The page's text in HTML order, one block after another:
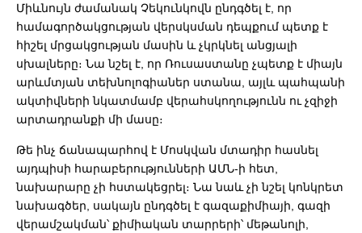
Միևնույն ժամանակ Չեկունկովն ընդգծել է, որ
համագործակցության վերսկսման դեպքում պետք է
հիշել մրցակցության մասին և չկրկնել անցյալի
սխալները։ Նա նշել է, որ Ռուսաստանը չպետք է միայն
արևմտյան տեխնոլոգիաներ ստանա, այլև պահպանի
ակտիվների նկատմամբ վերահսկողությունն ու չզիջի
արտադրանքի մի մասը։
Թե ինչ ճանապարհով է Մոսկվան մտադիր հասնել
այդպիսի հարաբերությունների ԱՄՆ-ի հետ,
նախարարը չի հստակեցրել։ Նա նաև չի նշել կոնկրետ
նախագծեր, սակայն ընդգծել է գազաքիմիայի, գազի
վերամշակման՝ քիմիական տարրերի՝ մեթանոլի,